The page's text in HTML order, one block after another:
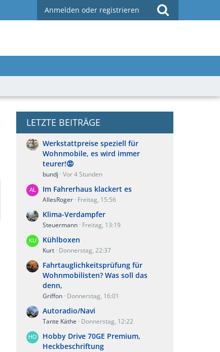
Anmelden oder registrieren
LETZTE BEITRÄGE
Werkstattpreise speziell für
Wohnmobile, es wird immer
teurer!😡
bundj Vor 4 Stunden
Im Fahrerhaus klackert es
AllesRoger Freitag, 15:56
Klima-Verdampfer
Steuermann Freitag, 13:19
Kühlboxen
Kurt Donnerstag, 22:37
Fahrtauglichkeitsprüfung für
Wohnmobilisten? Was soll das
denn,
Griffon Donnerstag, 16:01
Autoradio/Navi
Tante Käthe Donnerstag, 12:22
Hobby Drive 70GE Premium,
Heckbeschriftung